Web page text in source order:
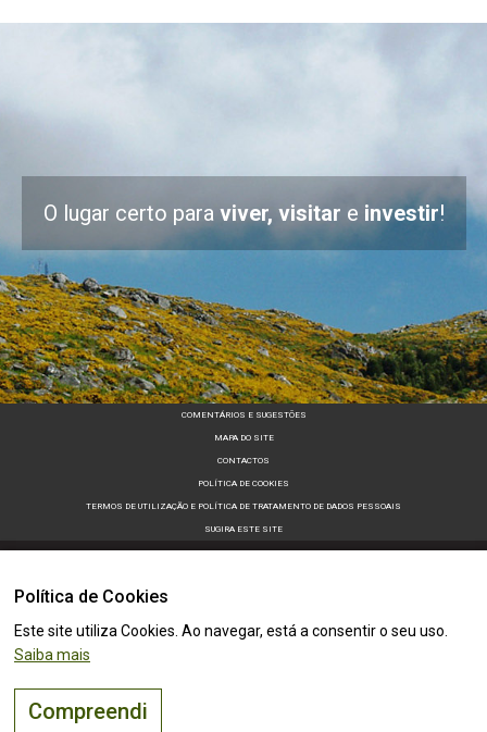
Política de Cookies
Este site utiliza Cookies. Ao navegar, está a consentir o seu uso.
Saiba mais
Compreendi
O lugar certo para viver, visitar e investir!
COMENTÁRIOS E SUGESTÕES
MAPA DO SITE
CONTACTOS
POLÍTICA DE COOKIES
TERMOS DE UTILIZAÇÃO E POLÍTICA DE TRATAMENTO DE DADOS PESSOAIS
SUGIRA ESTE SITE